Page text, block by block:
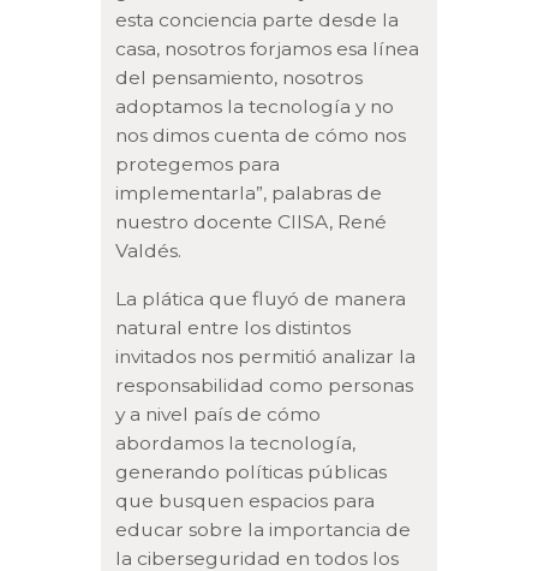
esta conciencia parte desde la
casa, nosotros forjamos esa línea
del pensamiento, nosotros
adoptamos la tecnología y no
nos dimos cuenta de cómo nos
protegemos para
implementarla”, palabras de
nuestro docente CIISA, René
Valdés.
La plática que fluyó de manera
natural entre los distintos
invitados nos permitió analizar la
responsabilidad como personas
y a nivel país de cómo
abordamos la tecnología,
generando políticas públicas
que busquen espacios para
educar sobre la importancia de
la ciberseguridad en todos los